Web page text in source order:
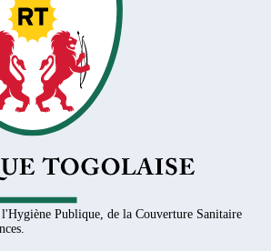
Publique, de la Couverture Sanitaire